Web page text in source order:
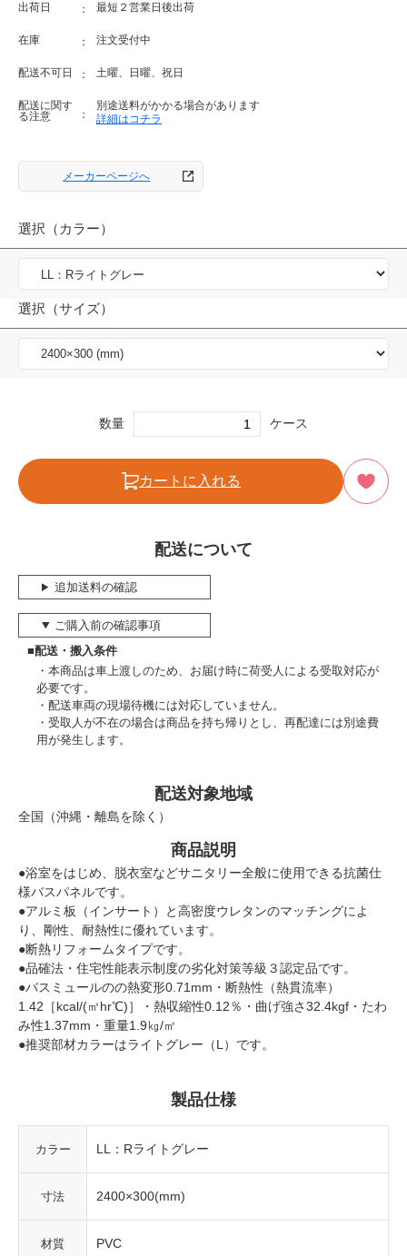
出荷日 最短２営業日後出荷
在庫 注文受付中
配送不可日 土曜、日曜、祝日
配送に関す
る注意
別途送料がかかる場合があります
詳細はコチラ
メーカーページへ
選択（カラー）
選択（サイズ）
数量 ケース
カートに入れる
配送について
追加送料の確認
ご購入前の確認事項
■配送・搬入条件
本商品は車上渡しのため、お届け時に荷受人による受取対応が
必要です。
配送車両の現場待機には対応していません。
受取人が不在の場合は商品を持ち帰りとし、再配達には別途費
用が発生します。
配送対象地域
全国（沖縄・離島を除く）
商品説明
●浴室をはじめ、脱衣室などサニタリー全般に使用できる抗菌仕
様バスパネルです。
●アルミ板（インサート）と高密度ウレタンのマッチングによ
り、剛性、耐熱性に優れています。
●断熱リフォームタイプです。
●品確法・住宅性能表示制度の劣化対策等級３認定品です。
●バスミュールのの熱変形0.71mm・断熱性（熱貫流率）
1.42［kcal/(㎥hr℃)］・熱収縮性0.12％・曲げ強さ32.4kgf・たわ
み性1.37mm・重量1.9㎏/㎡
●推奨部材カラーはライトグレー（L）です。
製品仕様
カラー LL：Rライトグレー
寸法 2400×300(mm)
材質 PVC